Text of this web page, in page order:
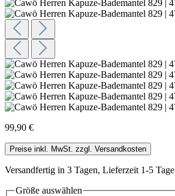
99,90 €
Preise inkl. MwSt. zzgl. Versandkosten
Versandfertig in 3 Tagen, Lieferzeit 1-5 Tage
Größe auswählen